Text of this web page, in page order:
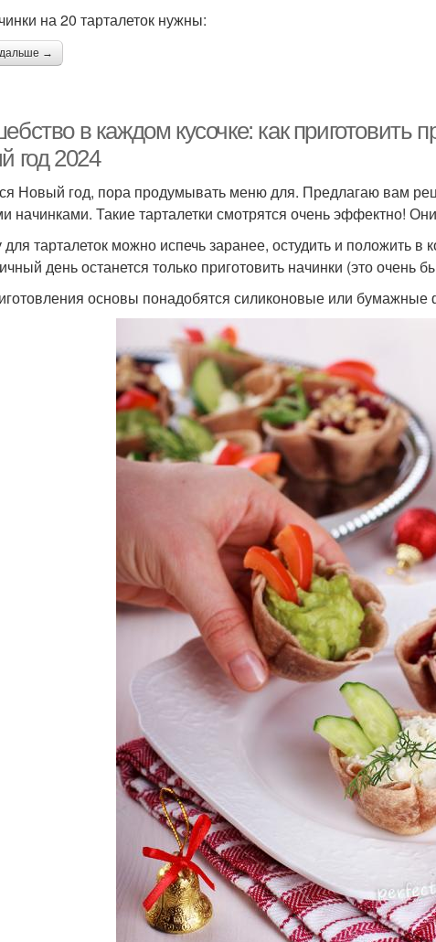
на 20 тарталеток нужны:
дальше →
в каждом кусочке: как приготовить
год 2024
Новый год, пора продумывать меню для. Предлагаю вам
начинками. Такие тарталетки смотрятся очень эффектно!
тарталеток можно испечь заранее, остудить и положить в
день останется только приготовить начинки (это очень
основы понадобятся силиконовые или бумажные